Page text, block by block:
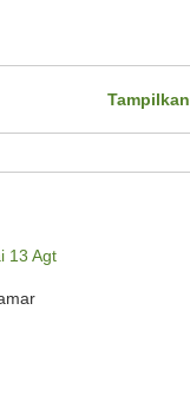
Tampilkan
13 Agt